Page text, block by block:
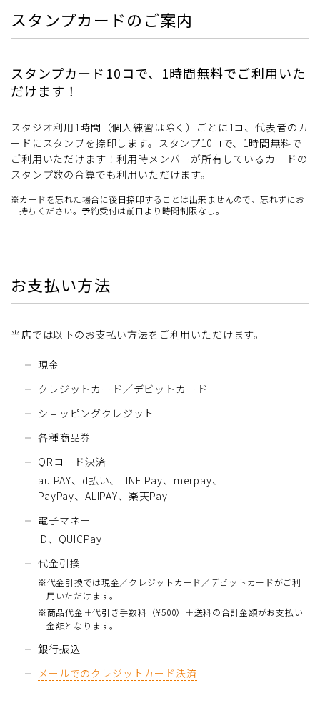
スタンプカードのご案内
スタンプカード10コで、1時間無料でご利用いた
だけます！
スタジオ利用1時間（個人練習は除く）ごとに1コ、代表者のカ
ードにスタンプを捺印します。スタンプ10コで、1時間無料で
ご利用いただけます！利用時メンバーが所有しているカードの
スタンプ数の合算でも利用いただけます。
※カードを忘れた場合に後日捺印することは出来ませんので、忘れずにお
持ちください。予約受付は前日より時間制限なし。
お支払い方法
当店では以下のお支払い方法をご利用いただけます。
現金
クレジットカード／デビットカード
ショッピングクレジット
各種商品券
QRコード決済
au PAY、d払い、LINE Pay、merpay、
PayPay、ALIPAY、楽天Pay
電子マネー
iD、QUICPay
代金引換
※代金引換では現金／クレジットカード／デビットカードがご利
用いただけます。
※商品代金＋代引き手数料（¥500）＋送料の合計金額がお支払い
金額となります。
銀行振込
メールでのクレジットカード決済